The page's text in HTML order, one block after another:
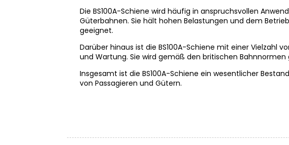
Die BS100A-Schiene wird häufig in anspruchsvollen
Güterbahnen. Sie hält hohen Belastungen und dem
geeignet.
Darüber hinaus ist die BS100A-Schiene mit einer
und Wartung. Sie wird gemäß den britischen
Insgesamt ist die BS100A-Schiene ein wesentlicher
von Passagieren und Gütern.